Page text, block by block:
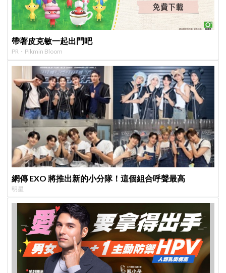
帶著皮克敏一起出門吧
PR・Pikmin Bloom
網傳 EXO 將推出新的小分隊！這個組合呼聲最高
明星